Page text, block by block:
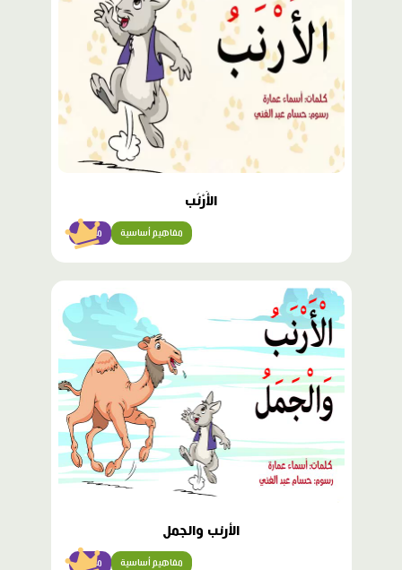
الأَرْنَب
مبتدئ مفاهيم أساسية
محتوى
مميّز
الأرنب والجمل
مبتدئ مفاهيم أساسية